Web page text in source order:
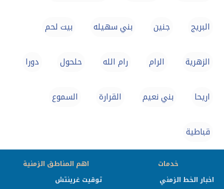
البريج جنين بني سهيله بيت لحم
الزهرية الرام رام الله حلحول دورا
اريحا بني نعيم القرارة السموع
قباطية
خدمات
اخبار الخط الزمني
اهم المناطق الزمنية
توقيت غرينتش